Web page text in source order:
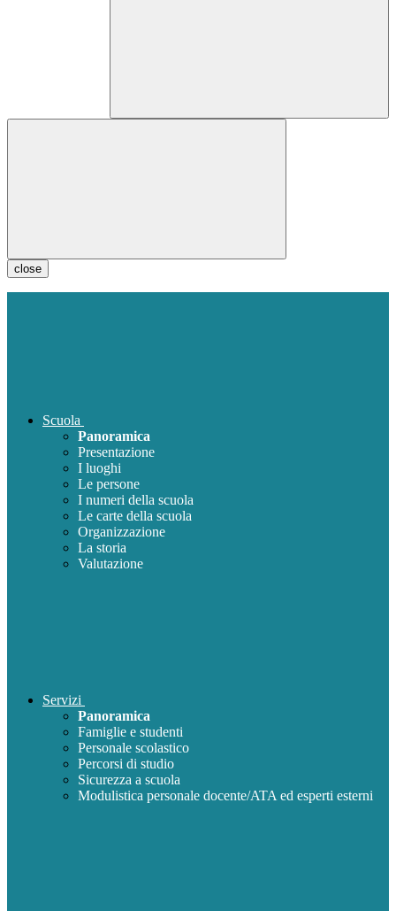
close
Scuola
Panoramica
Presentazione
I luoghi
Le persone
I numeri della scuola
Le carte della scuola
Organizzazione
La storia
Valutazione
Servizi
Panoramica
Famiglie e studenti
Personale scolastico
Percorsi di studio
Sicurezza a scuola
Modulistica personale docente/ATA ed esperti esterni